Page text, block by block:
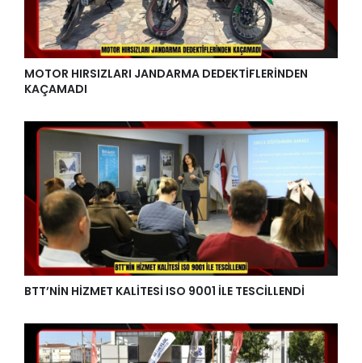
MOTOR HIRSIZLARI JANDARMA DEDEKTİFLERİNDEN
KAÇAMADI
BTT’NİN HİZMET KALİTESİ ISO 9001 İLE TESCİLLENDİ